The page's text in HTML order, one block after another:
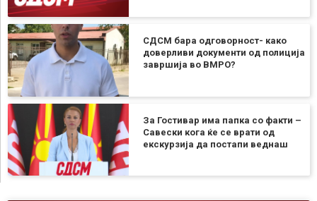
СДСМ бара одговорност- како
доверливи документи од полиција
завршија во ВМРО?
За Гостивар има папка со факти –
Савески кога ќе се врати од
екскурзија да постапи веднаш